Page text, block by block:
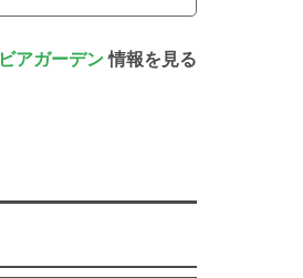
ビアガーデン情報を見る